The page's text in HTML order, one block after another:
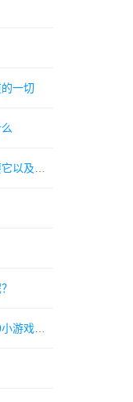
一切
亮相阿拉丁小程序创新大会 360小游戏重磅推出